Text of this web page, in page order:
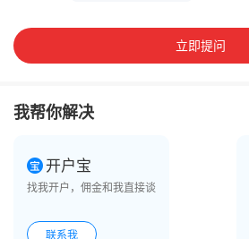
立即提问
我帮你解决
开户宝
找我开户，佣金和我直接谈
联系我